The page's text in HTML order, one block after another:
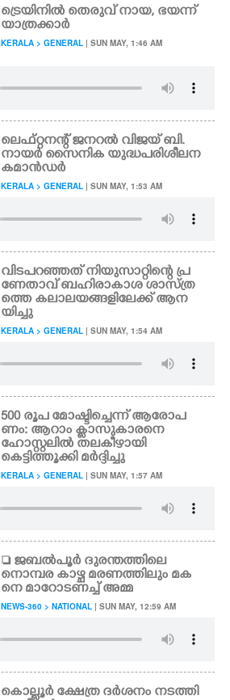
ട്രെയിനിൽ തെരുവ് നായ, ഭയന്ന്
യാത്രക്കാർ
KERALA > GENERAL | SUN MAY, 1:46 AM
ലെഫ്റ്റനന്റ് ജനറൽ വിജയ് ബി.
നായർ സൈനിക യുദ്ധപരിശീലന
കമാൻഡർ
KERALA > GENERAL | SUN MAY, 1:53 AM
വിടപറഞ്ഞത് നിയുസാറ്റിന്റെ പ്ര
ണേതാവ് ബഹിരാകാശ ശാസ്ത്ര
ത്തെ കലാലയങ്ങളിലേക്ക് ആന
യിച്ചു
KERALA > GENERAL | SUN MAY, 1:54 AM
500 രൂപ മോഷ്ടി​ച്ചെന്ന് ആരോപ
ണം: ആറാം ക്ലാസുകാരനെ
ഹോസ്റ്റലിൽ തലകീഴായി
കെട്ടിത്തൂക്കി മർദ്ദിച്ചു
KERALA > GENERAL | SUN MAY, 1:57 AM
 ജബൽപൂർ ദുരന്തത്തിലെ
നൊമ്പര കാഴ്ച മരണത്തിലും മക
നെ മാറോടണച്ച് അമ്മ
NEWS-360 > NATIONAL | SUN MAY, 12:59 AM
കൊല്ലൂർ ക്ഷേത്ര ദർശനം നടത്തി